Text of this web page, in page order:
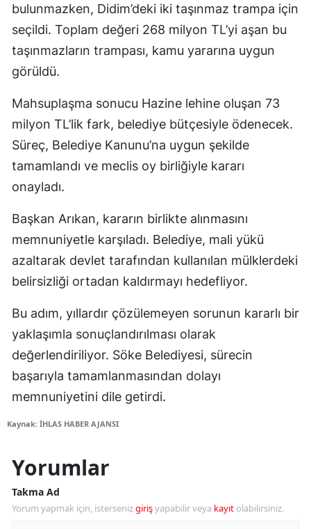
bulunmazken, Didim’deki iki taşınmaz trampa için
seçildi. Toplam değeri 268 milyon TL’yi aşan bu
taşınmazların trampası, kamu yararına uygun
görüldü.
Mahsuplaşma sonucu Hazine lehine oluşan 73
milyon TL’lik fark, belediye bütçesiyle ödenecek.
Süreç, Belediye Kanunu’na uygun şekilde
tamamlandı ve meclis oy birliğiyle kararı
onayladı.
Başkan Arıkan, kararın birlikte alınmasını
memnuniyetle karşıladı. Belediye, mali yükü
azaltarak devlet tarafından kullanılan mülklerdeki
belirsizliği ortadan kaldırmayı hedefliyor.
Bu adım, yıllardır çözülemeyen sorunun kararlı bir
yaklaşımla sonuçlandırılması olarak
değerlendiriliyor. Söke Belediyesi, sürecin
başarıyla tamamlanmasından dolayı
memnuniyetini dile getirdi.
Kaynak: İHLAS HABER AJANSI
Yorumlar
Takma Ad
Yorum yapmak için, istersenizgirişyapabilir veya kayıt olabilirsiniz.